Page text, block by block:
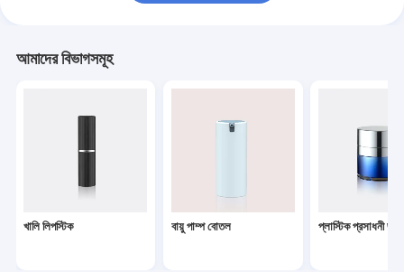
প্রসাধনী চিকিত্সা পাম্প
PET প্রসাধনী বোতল
Foaming সাবান পাম্প
পেরেক পোলিশ remover পাম্প
আমাদের বিভাগসমূহ
খালি লিপস্টিক বায়ু পাম্প বোতল প্লাস্টিক প্রসাধনী জার্স